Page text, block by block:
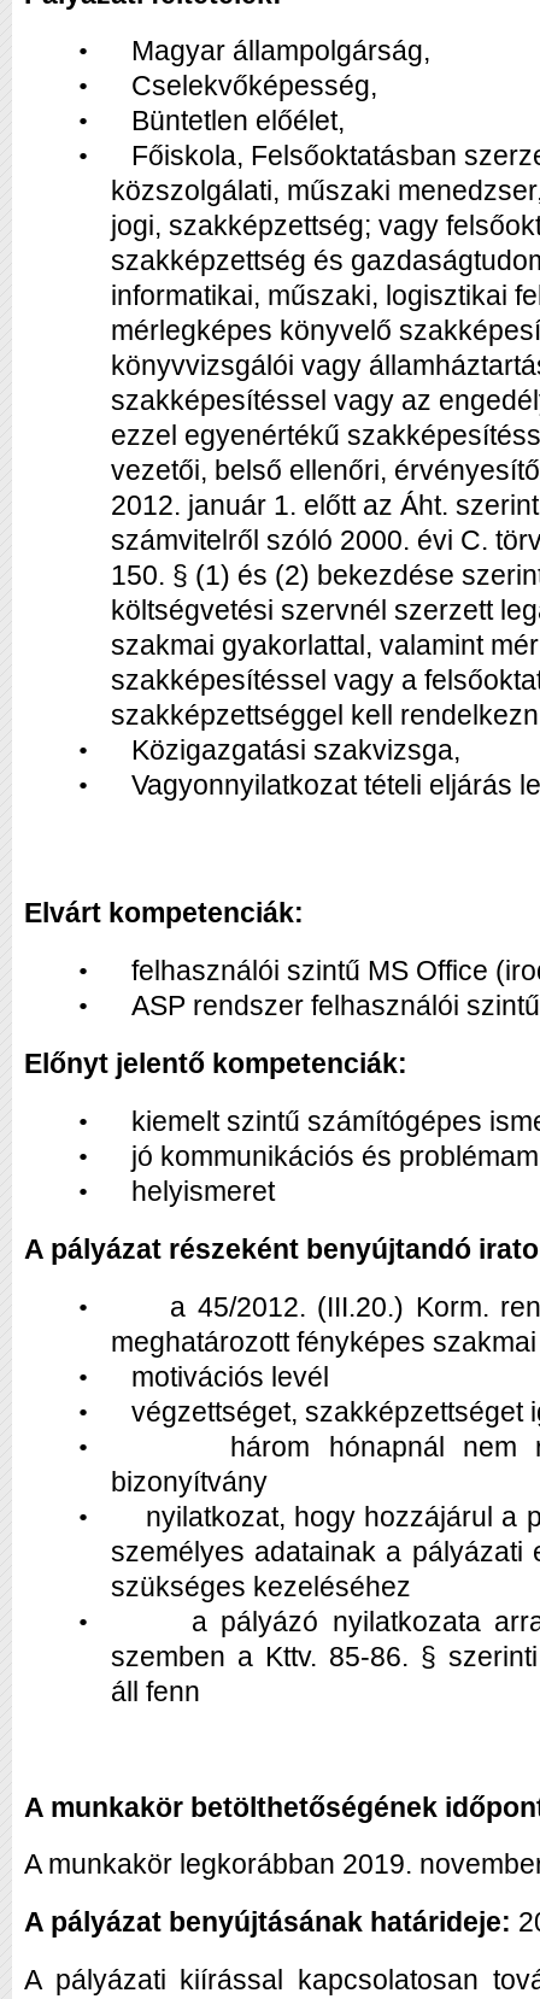
• Magyar állampolgárság,
• Cselekvőképesség,
• Büntetlen előélet,
•
Főiskola, Felsőoktatásban
közszolgálati, műszaki
jogi, szakképzettség; vagy
szakképzettség és
informatikai, műszaki, logisztikai
mérlegképes könyvelő
könyvvizsgálói vagy
szakképesítéssel vagy az
ezzel egyenértékű
vezetői, belső ellenőri,
2012. január 1. előtt az Áht.
számvitelről szóló 2000. évi C.
150. § (1) és (2) bekezdése
költségvetési szervnél szerzett
szakmai gyakorlattal, valamint
szakképesítéssel vagy a
szakképzettséggel kell
• Közigazgatási szakvizsga,
• Vagyonnyilatkozat tételi eljárás
Elvárt kompetenciák:
• felhasználói szintű MS Office
•
ASP rendszer felhasználói
Előnyt jelentő kompetenciák:
• kiemelt szintű számítógépes
• jó kommunikációs és
•
helyismeret
A pályázat részeként benyújtandó
•
a 45/2012. (III.20.) Korm.
meghatározott fényképes
• motivációs levél
• végzettséget, szakképzettséget
•
három hónapnál nem
bizonyítvány
•
nyilatkozat, hogy hozzájárul a
személyes adatainak a pályázati
szükséges kezeléséhez
•
a pályázó nyilatkozata
szemben a Kttv. 85-86. §
áll fenn
A munkakör betölthetőségének
A munkakör legkorábban 2019.
A pályázat benyújtásának határideje:
A pályázati kiírással kapcsolatosan